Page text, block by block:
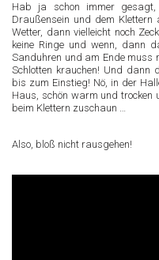
Hab ja schon immer
Draußensein und dem
Wetter, dann vielleicht noch
keine Ringe und wenn, dann
Sanduhren und am Ende muss
Schlotten krauchen! Und dann
bis zum Einstieg! Nö, in der
Haus, schön warm und trocken
beim Klettern zuschaun …
Also, bloß nicht rausgehen!